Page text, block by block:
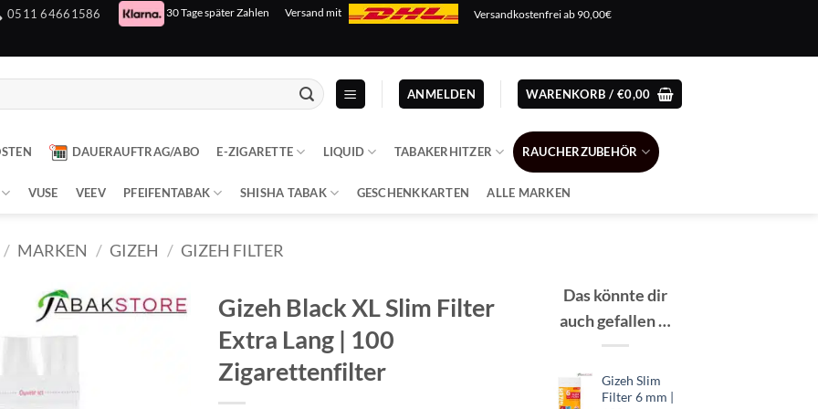
0511 64661586 30 Tage später Zahlen Versand mit Versandkostenfrei ab 90,00€
ANMELDEN WARENKORB / €0,00
DAUERAUFTRAG/ABO E-ZIGARETTE LIQUID TABAKERHITZER RAUCHERZUBEHÖR
VUSE VEEV PFEIFENTABAK SHISHA TABAK GESCHENKKARTEN ALLE MARKEN
/ MARKEN / GIZEH / GIZEH FILTER
Gizeh Black XL Slim Filter
Extra Lang | 100
Zigarettenfilter
Das könnte dir
auch gefallen …
Gizeh Slim
Filter 6 mm |